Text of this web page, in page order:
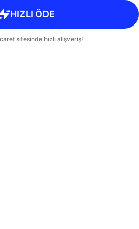
HIZLI ÖDE
sitesinde hızlı alışveriş!